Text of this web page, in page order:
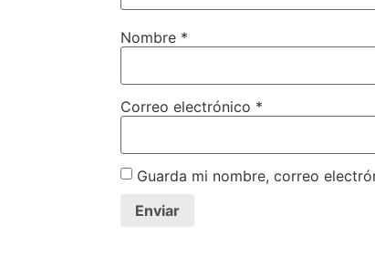
Nombre *
Correo electrónico *
Guarda mi nombre, correo